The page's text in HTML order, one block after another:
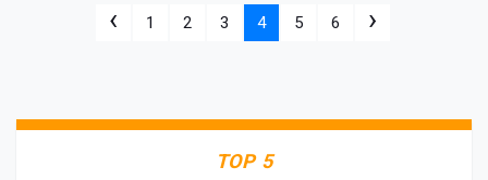
‹ 1 2 3 4 5 6 ›
TOP 5